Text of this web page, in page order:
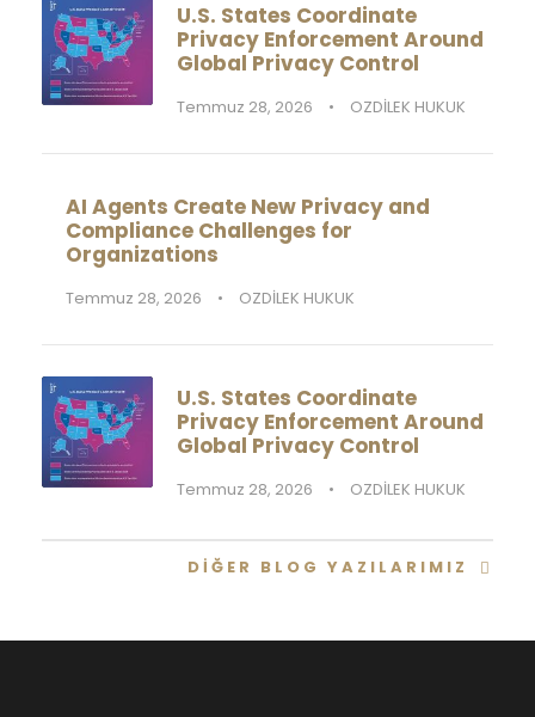
U.S. States Coordinate
Privacy Enforcement Around
Global Privacy Control
Temmuz 28, 2026 • OZDİLEK HUKUK
AI Agents Create New Privacy and
Compliance Challenges for
Organizations
Temmuz 28, 2026 • OZDİLEK HUKUK
U.S. States Coordinate
Privacy Enforcement Around
Global Privacy Control
Temmuz 28, 2026 • OZDİLEK HUKUK
DIĞER BLOG YAZILARIMIZ